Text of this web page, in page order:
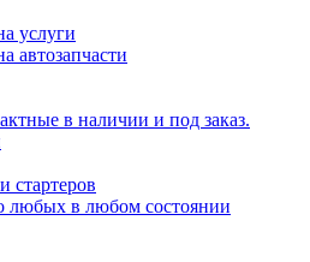
услуги
автозапчасти
в наличии и под заказ.
стартеров
любых в любом состоянии